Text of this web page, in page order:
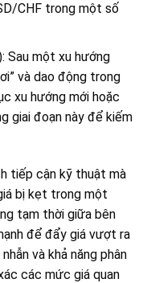
CHF trong một số
Sau một xu hướng
và dao động trong
xu hướng mới hoặc
giai đoạn này để kiếm
tiếp cận kỹ thuật mà
bị kẹt trong một
tạm thời giữa bên
để đẩy giá vượt ra
và khả năng phân
các mức giá quan